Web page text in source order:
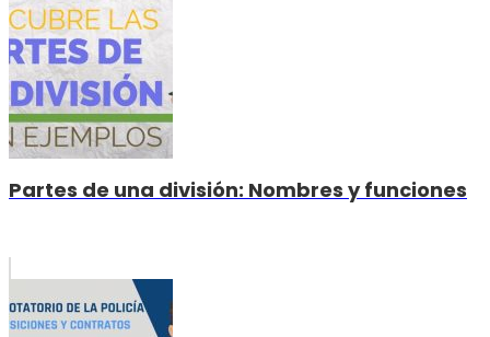
Partes de una división: Nombres y funciones